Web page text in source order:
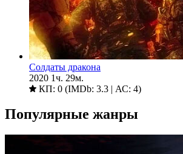
Солдаты дракона
2020 1ч. 29м.
КП: 0 (IMDb: 3.3 | АС: 4)
Популярные жанры